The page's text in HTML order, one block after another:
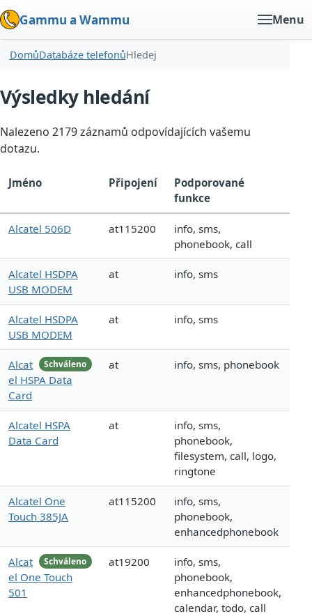
Gammu a Wammu Menu
DomůDatabáze telefonůHledej
Výsledky hledání
Nalezeno 2179 záznamů odpovídajících vašemu
dotazu.
Jméno Připojení
Podporované
funkce
Alcatel 506D at115200
info, sms,
phonebook, call
Alcatel HSDPA
USB MODEM
at info, sms
Alcatel HSDPA
USB MODEM
at info, sms
Schváleno
Alcat
el HSPA Data
Card
at info, sms, phonebook
Alcatel HSPA
Data Card
at
info, sms,
phonebook,
filesystem, call, logo,
ringtone
Alcatel One
Touch 385JA
at115200
info, sms,
phonebook,
enhancedphonebook
Schváleno
Alcat
el One Touch
501
at19200
info, sms,
phonebook,
enhancedphonebook,
calendar, todo, call